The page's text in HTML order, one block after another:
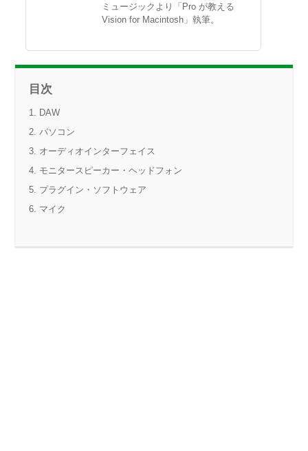
ミュージックより「Pro が教える
Vision for Macintosh」執筆。
目次
DAW
パソコン
オーディオインターフェイス
モニタースピーカー・ヘッドフォン
プラグイン・ソフトウェア
マイク